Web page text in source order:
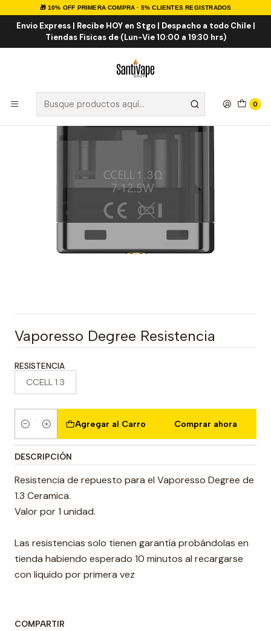
🎁 10% OFF PRIMERA COMPRA · 5% CLIENTES REGISTRADOS
Envio Express | Recibe HOY en Stgo | Despacho a todo Chile |
Tiendas Fisicas de (Lun-Vie 10:00 a 19:30 hrs)
0
Inicio INSUMOS RESISTENCIAS COMERCIALES
Vaporesso Degree Resistencia
Vaporesso Degree Resistencia
RESISTENCIA
CCELL 1.3
Cantidad
Agregar al Carro Comprar ahora
DESCRIPCIÓN
Resistencia de repuesto para el Vaporesso Degree de
1.3 Ceramica.
Valor por 1 unidad.
Las resistencias solo tienen garantía probándolas en
tienda habiendo esperado 10 minutos al recargarse
con liquido por primera vez
COMPARTIR